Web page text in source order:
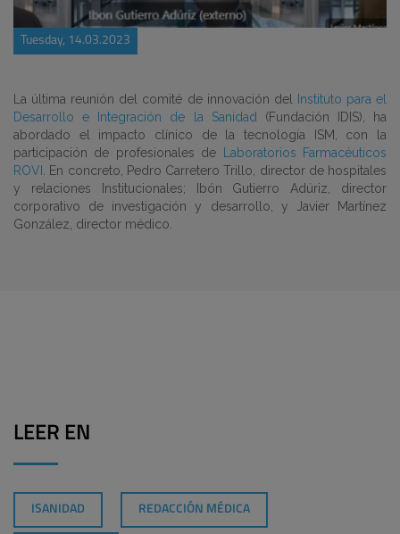
Tuesday, 14.03.2023
La última reunión del comité de innovación del
Instituto para el
Desarrollo e Integración de la Sanidad
(Fundación IDIS), ha
abordado el impacto clínico de la tecnología ISM, con la
participación de profesionales de
Laboratorios Farmacéuticos
ROVI
. En concreto, Pedro Carretero Trillo , director de hospitales
y relaciones Institucionales;
Ibón Gutierro Adúriz , director
corporativo de investigación y desarrollo, y
Javier Martínez
González , director médico.
LEER EN
ISANIDAD REDACCIÓN MÉDICA